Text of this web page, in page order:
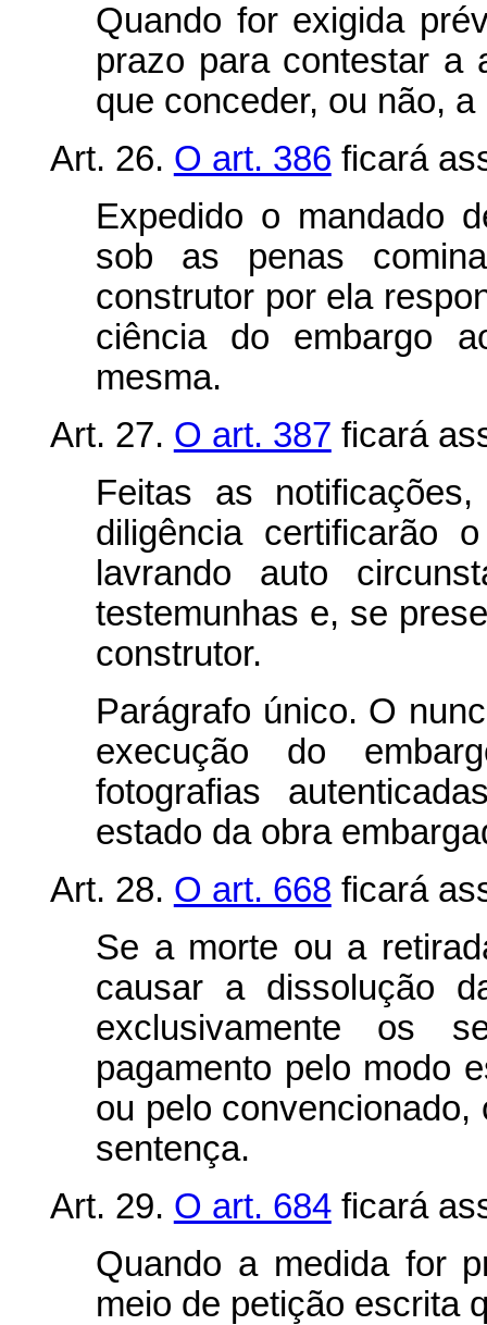
Quando for exigida
prazo para contestar a
que conceder, ou não,
Art. 26. O art. 386 ficará
Expedido o mandado
sob as penas
construtor por ela
ciência do embargo
mesma.
Art. 27. O art. 387 ficará
Feitas as
diligência certificarão
lavrando auto
testemunhas e, se
construtor.
Parágrafo único. O
execução do
fotografias
estado da obra
Art. 28. O art. 668 ficará
Se a morte ou a
causar a dissolução
exclusivamente os
pagamento pelo modo
ou pelo
sentença.
Art. 29. O art. 684ficará
Quando a medida for
meio de petição escrita